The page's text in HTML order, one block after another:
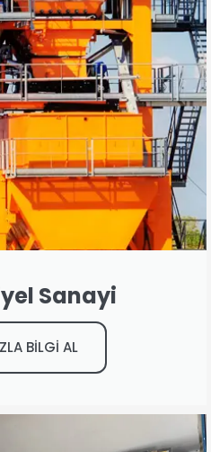
Sanayi
BİLGİ AL